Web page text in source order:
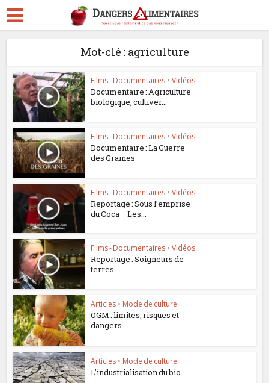
Mot-clé : agriculture
Films - Documentaires • Vidéos
Documentaire : Agriculture
biologique, cultiver...
Films - Documentaires • Vidéos
Documentaire : La Guerre
des Graines
Films - Documentaires • Vidéos
Reportage : Sous l’emprise
du Coca – Les...
Films - Documentaires • Vidéos
Reportage : Soigneurs de
terres
Articles • Mode de culture
OGM : limites, risques et
dangers
Articles • Mode de culture
L’industrialisation du bio